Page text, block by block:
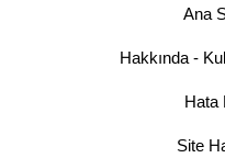
Ana
Hakkında -
Hata
Site